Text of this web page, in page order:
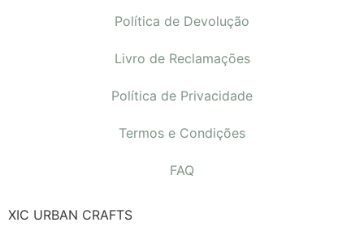
Política de Devolução
Livro de Reclamações
Política de Privacidade
Termos e Condições
FAQ
XIC URBAN CRAFTS